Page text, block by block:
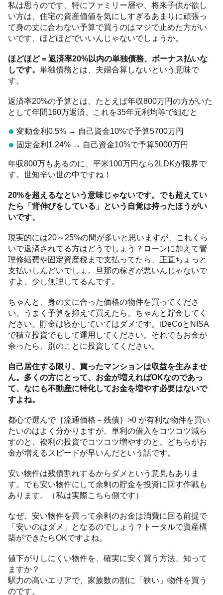
私は思うのです、特にファミリー層や、将来子供が欲し
い方は、住宅の資産価値を気にしすぎるあまりに頑張っ
て身の丈に合わない予算で買うのはマジで止めた方がい
いです、ほどほどでいいんじゃないでしょうか。
ほどほど = 返済率20%以内の単独債務、ボーナス払いな
しです。単独債務とは、夫婦合算しないという意味で
す。
返済率20%の予算とは、たとえば年収800万円の方がいた
として年間160万返済、これを35年元利均等で組むと
変動金利0.5% → 自己資金10%で予算5700万円
固定金利1.24% → 自己資金10%で予算5000万円
年収800万もあるのに、平米100万円なら2LDKが限界で
す。世知辛い世の中ですね！
20%を超えるなという意味じゃないです。でも超えてい
たら「背伸びをしている」という自覚は持ったほうがい
いです。
現実的には20～25%の間が多いと思いますが、これくら
いで返済されてる方はどうでしょう？ローンに加えて管
理修繕費や固定資産税まで支払ってたら、正直ちょっと
支払いしんどいでしょ。旦那の稼ぎが悪いんじゃないで
すよ、少し無理してるんです。
ちゃんと、身の丈に合った価格の物件を買ってくださ
い。うまく予算を抑えて買えたら、ちゃんと貯金してく
ださい。貯金は寝かしていてはダメです。iDeCoとNISA
で積立投資でもして運用してください。それでもお金が
余ったら、別のことに投資してください。
自己居住する限り、買ったマンションは収益を生みませ
ん。多くの方にとって、お金が増えればOKなのであっ
て、なにも不動産に特化してお金を増やす必要はないで
すよね。
都心で選んで｛流通価格－残債｝>0 が有利な物件を買い
たいのはよく分かりますが、単利の借入をコツコツ減ら
すのと、複利の投資でコツコツ増やすのと、どちらがお
金が増えるスピードが早いんだという話です。
安い物件は残債割れするからダメという意見もありま
す。でも安い物件にして余剰の貯金を投資に回す作戦も
あります。（私は実際こちら側です）
なぜ、安い物件を買って余剰のお金は消費に回る前提で
「安いのはダメ」となるのでしょう？トータルで資産構
築ができたらOKですよね。
値下がりしにくい物件を、確実に安く買う方法、知って
ますか？
駅力の高いエリアで、家族数の割に「狭い」物件を買う
のです。